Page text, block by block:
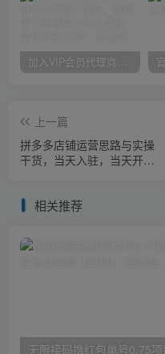
加入VIP会员代理商，享90%的推广提成，免费学习多种网上创业课程，菜鸟秒变大神！
上一篇
拼多多店铺运营思路与实操
干货，当天入驻，当天开
相关推荐